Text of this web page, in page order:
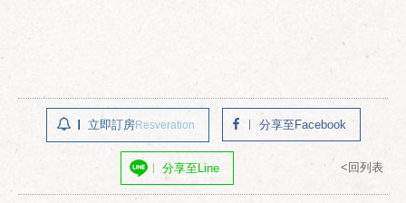
立即訂房Resveration 分享至Facebook
分享至Line <回列表